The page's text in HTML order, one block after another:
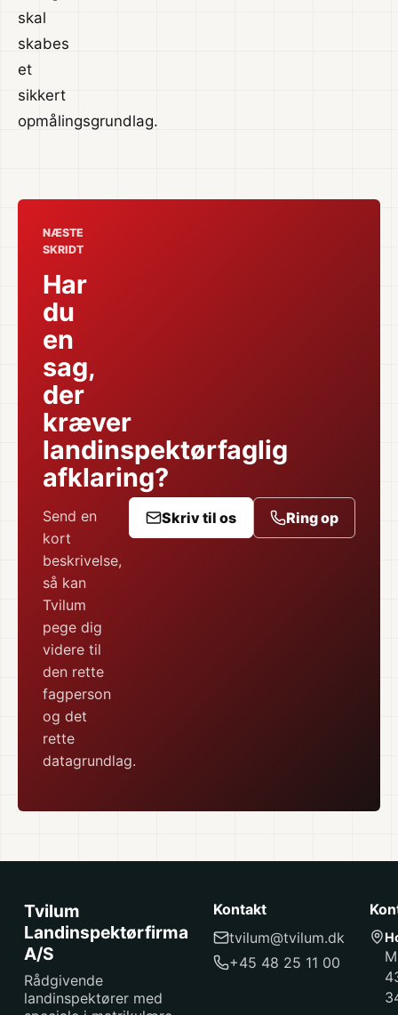
skal
skabes
et
sikkert
opmålingsgrundlag.
NÆSTE
SKRIDT
Har
du
en
sag,
der
kræver
landinspektørfaglig
afklaring?
Send en
kort
beskrivelse,
så kan
Tvilum
pege dig
videre til
den rette
fagperson
og det
rette
datagrundlag.
Skriv til os Ring op
Tvilum
Landinspektørfirma
A/S
Rådgivende
landinspektører med
Kontakt
tvilum@tvilum.dk
+45 48 25 11 00